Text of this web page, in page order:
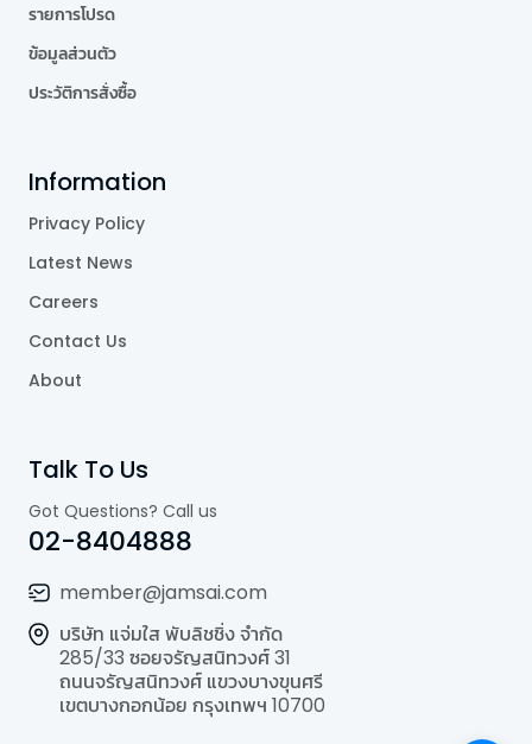
รายการโปรด
ข้อมูลส่วนตัว
ประวัติการสั่งซื้อ
Information
Privacy Policy
Latest News
Careers
Contact Us
About
Talk To Us
Got Questions? Call us
02-8404888
member@jamsai.com
บริษัท แจ่มใส พับลิชชิ่ง จำกัด
285/33 ซอยจรัญสนิทวงศ์ 31
ถนนจรัญสนิทวงศ์ แขวงบางขุนศรี
เขตบางกอกน้อย กรุงเทพฯ 10700